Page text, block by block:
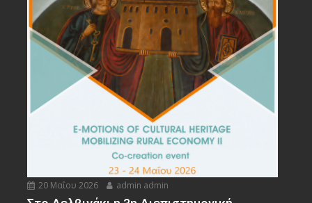
20 Μαΐου 2026 admin admin